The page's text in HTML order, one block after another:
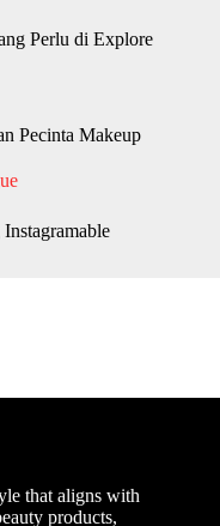
Perlu di Explore
Pecinta Makeup
that aligns with
products,